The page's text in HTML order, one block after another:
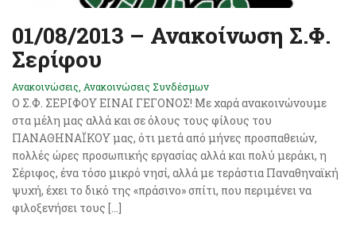
01/08/2013 – Ανακοίνωση Σ.Φ.
Σερίφου
Ανακοινώσεις, Ανακοινώσεις Συνδέσμων
Ο Σ.Φ. ΣΕΡΙΦΟΥ ΕΙΝΑΙ ΓΕΓΟΝΟΣ! Με χαρά ανακοινώνουμε
στα μέλη μας αλλά και σε όλους τους φίλους του
ΠΑΝΑΘΗΝΑΪΚΟΥ μας, ότι μετά από μήνες προσπαθειών,
πολλές ώρες προσωπικής εργασίας αλλά και πολύ μεράκι, η
Σέριφος, ένα τόσο μικρό νησί, αλλά με τεράστια Παναθηναϊκή
ψυχή, έχει το δικό της «πράσινο» σπίτι, που περιμένει να
φιλοξενήσει τους […]